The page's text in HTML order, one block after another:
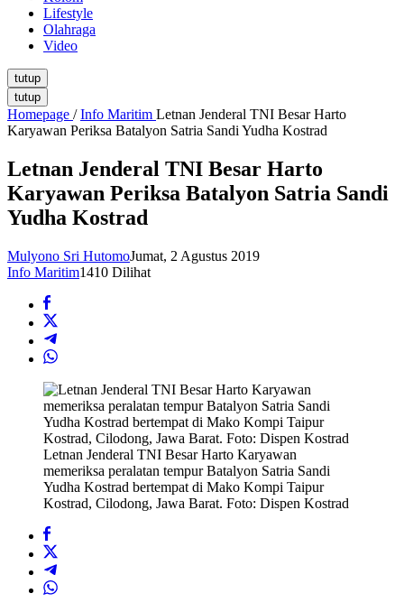
Lifestyle
Olahraga
Video
tutup
tutup
Homepage / Info Maritim Letnan Jenderal TNI Besar Harto
Karyawan Periksa Batalyon Satria Sandi Yudha Kostrad
Letnan Jenderal TNI Besar Harto
Karyawan Periksa Batalyon Satria Sandi
Yudha Kostrad
Mulyono Sri HutomoJumat, 2 Agustus 2019
Info Maritim1410 Dilihat
Letnan Jenderal TNI Besar Harto Karyawan
memeriksa peralatan tempur Batalyon Satria Sandi
Yudha Kostrad bertempat di Mako Kompi Taipur
Kostrad, Cilodong, Jawa Barat. Foto: Dispen Kostrad